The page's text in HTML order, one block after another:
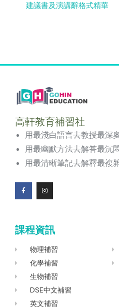
建議書及演講辭格式精華
高軒教育補習社
用最淺白語言去教授最深
用最幽默方法去解答最沉
用最清晰筆記去解釋最複
F
a
o
o
I
n
g
r
a
課程資訊
物理補習
化學補習
生物補習
DSE中文補習
英文補習